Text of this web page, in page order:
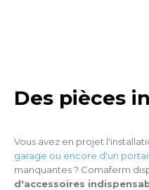
Des pièces
Vous avez en projet
garage ou encore d'un portail
manquantes ? Comaferm
d'accessoires